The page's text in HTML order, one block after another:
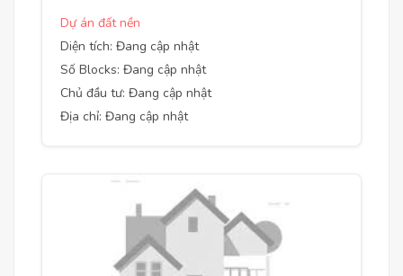
Dự án đất nền
Diện tích: Đang cập nhật
Số Blocks: Đang cập nhật
Chủ đầu tư: Đang cập nhật
Địa chỉ: Đang cập nhật